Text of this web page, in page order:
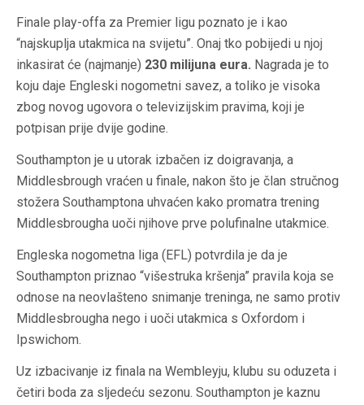
Finale play-offa za Premier ligu poznato je i kao
“najskuplja utakmica na svijetu”. Onaj tko pobijedi u njoj
inkasirat će (najmanje) 230 milijuna eura. Nagrada je to
koju daje Engleski nogometni savez, a toliko je visoka
zbog novog ugovora o televizijskim pravima, koji je
potpisan prije dvije godine.
Southampton je u utorak izbačen iz doigravanja, a
Middlesbrough vraćen u finale, nakon što je član stručnog
stožera Southamptona uhvaćen kako promatra trening
Middlesbrougha uoči njihove prve polufinalne utakmice.
Engleska nogometna liga (EFL) potvrdila je da je
Southampton priznao “višestruka kršenja” pravila koja se
odnose na neovlašteno snimanje treninga, ne samo protiv
Middlesbrougha nego i uoči utakmica s Oxfordom i
Ipswichom.
Uz izbacivanje iz finala na Wembleyju, klubu su oduzeta i
četiri boda za sljedeću sezonu. Southampton je kaznu